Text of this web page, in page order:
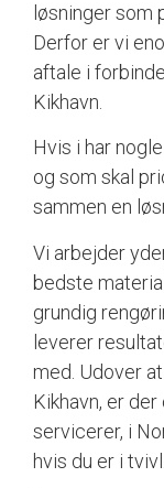
løsninger som
Derfor er vi
aftale i
Kikhavn.
Hvis i har
og som skal
sammen en
Vi arbejder
bedste
grundig
leverer
med. Udover
Kikhavn, er
servicerer, i
hvis du er i tvivl.